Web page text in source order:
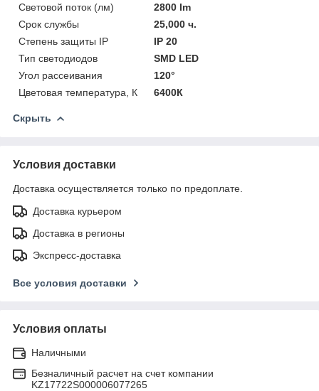
Световой поток (лм)
2800 lm
Срок службы
25,000 ч.
Степень защиты IP
IP 20
Тип светодиодов
SMD LED
Угол рассеивания
120°
Цветовая температура, К
6400К
Скрыть
Условия доставки
Доставка осуществляется только по предоплате.
Доставка курьером
Доставка в регионы
Экспресс-доставка
Все условия доставки
Условия оплаты
Наличными
Безналичный расчет на счет компании
KZ17722S000006077265